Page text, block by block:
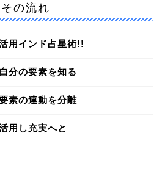
の流れ
用インド占星術!!
分の要素を知る
素の連動を分離
用し充実へと